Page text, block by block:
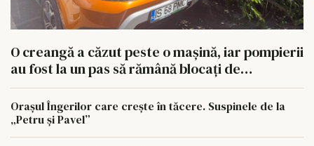
O creangă a căzut peste o mașină, iar pompierii
au fost la un pas să rămână blocați de
autoturismele parcate aiurea
Orașul Îngerilor care crește în tăcere. Suspinele de la
„Petru și Pavel”